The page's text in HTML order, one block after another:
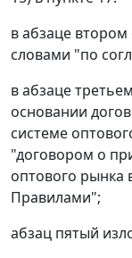
в абзаце
словами "по
в абзаце
основании
системе
"договором о
оптового рынка
Правилами";
абзац пятый